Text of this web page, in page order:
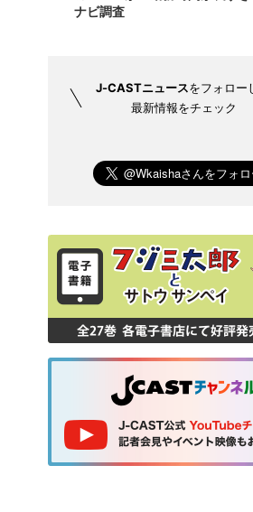
ナビ調査
J-CASTニュースをフォロー
最新情報をチェック